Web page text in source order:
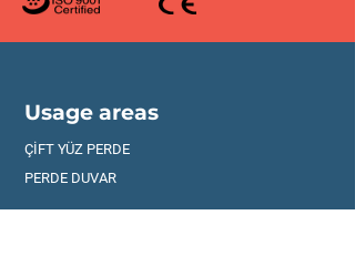
Usage areas
ÇİFT YÜZ PERDE
PERDE DUVAR